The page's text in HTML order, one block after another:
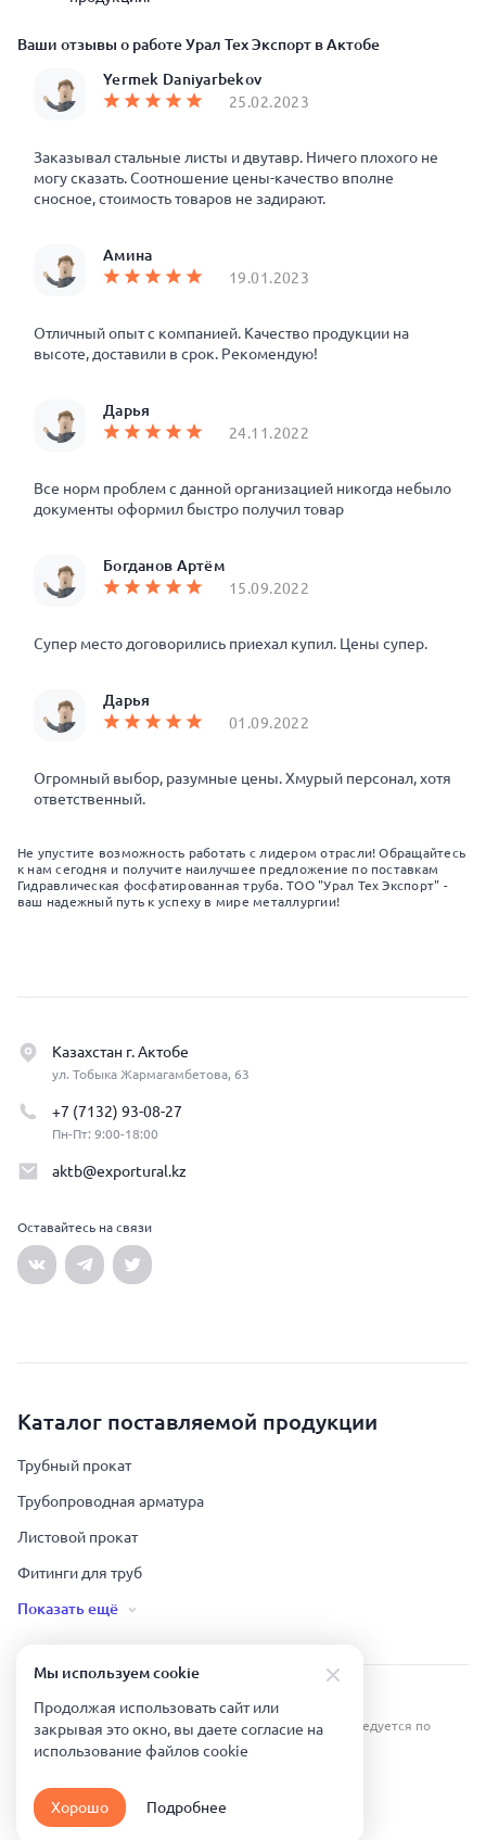
Ваши отзывы о работе Урал Тех Экспорт в Актобе
Yermek Daniyarbekov
25.02.2023
Заказывал стальные листы и двутавр. Ничего плохого не
могу сказать. Соотношение цены-качество вполне
сносное, стоимость товаров не задирают.
Амина
19.01.2023
Отличный опыт с компанией. Качество продукции на
высоте, доставили в срок. Рекомендую!
Дарья
24.11.2022
Все норм проблем с данной организацией никогда небыло
документы оформил быстро получил товар
Богданов Артём
15.09.2022
Супер место договорились приехал купил. Цены супер.
Дарья
01.09.2022
Огромный выбор, разумные цены. Хмурый персонал, хотя
ответственный.
Не упустите возможность работать с лидером отрасли! Обращайтесь
к нам сегодня и получите наилучшее предложение по поставкам
Гидравлическая фосфатированная труба. ТОО "Урал Тех Экспорт" -
ваш надежный путь к успеху в мире металлургии!
Казахстан г. Актобе
ул. Тобыка Жармагамбетова, 63
+7 (7132) 93-08-27
Пн-Пт: 9:00-18:00
aktb@exportural.kz
Оставайтесь на связи
Каталог поставляемой продукции
Трубный прокат
Трубопроводная арматура
Листовой прокат
Фитинги для труб
Показать ещё
Урал Тех Экспорт — Казахстан © 2019-
Все права защищены. Копирование информации преследуется по
Карта сайта
Политика конфиденциальности
Мы используем сookie
Продолжая использовать сайт или
закрывая это окно, вы даете согласие на
использование файлов сookie
Хорошо Подробнее